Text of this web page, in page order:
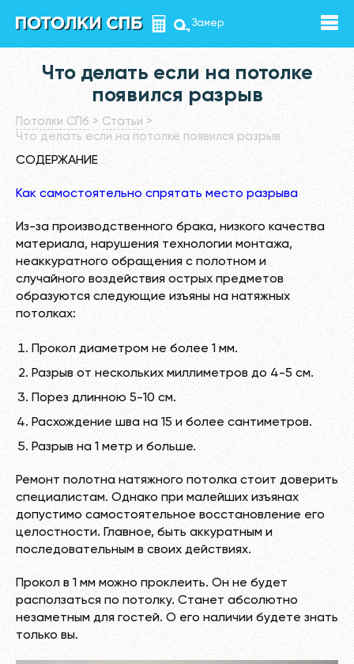
Замер
Что делать если на потолке
появился разрыв
Потолки СПб > Статьи >
Что делать если на потолке появился разрыв
СОДЕРЖАНИЕ
Как самостоятельно спрятать место разрыва
Из-за производственного брака, низкого качества
материала, нарушения технологии монтажа,
неаккуратного обращения с полотном и
случайного воздействия острых предметов
образуются следующие изъяны на натяжных
потолках:
Прокол диаметром не более 1 мм.
Разрыв от нескольких миллиметров до 4-5 см.
Порез длинною 5-10 см.
Расхождение шва на 15 и более сантиметров.
Разрыв на 1 метр и больше.
Ремонт полотна натяжного потолка стоит доверить
специалистам. Однако при малейших изъянах
допустимо самостоятельное восстановление его
целостности. Главное, быть аккуратным и
последовательным в своих действиях.
Прокол в 1 мм можно проклеить. Он не будет
расползаться по потолку. Станет абсолютно
незаметным для гостей. О его наличии будете знать
только вы.